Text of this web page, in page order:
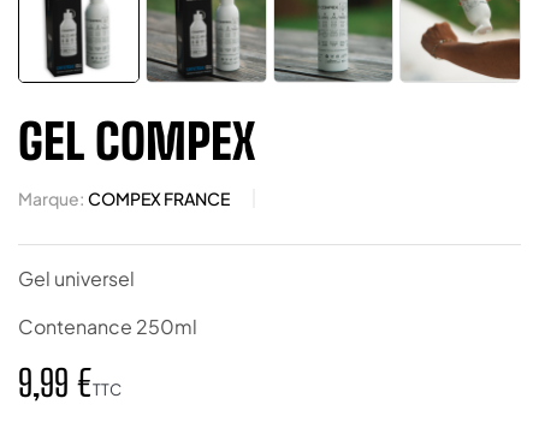
GEL COMPEX
Marque: COMPEX FRANCE
Gel universel
Contenance 250ml
9,99 €TTC